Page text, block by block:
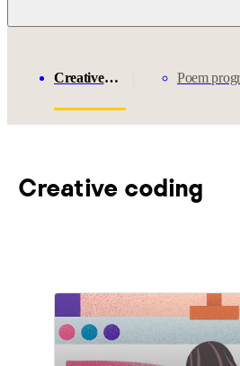
Creative
Poem
Creative coding